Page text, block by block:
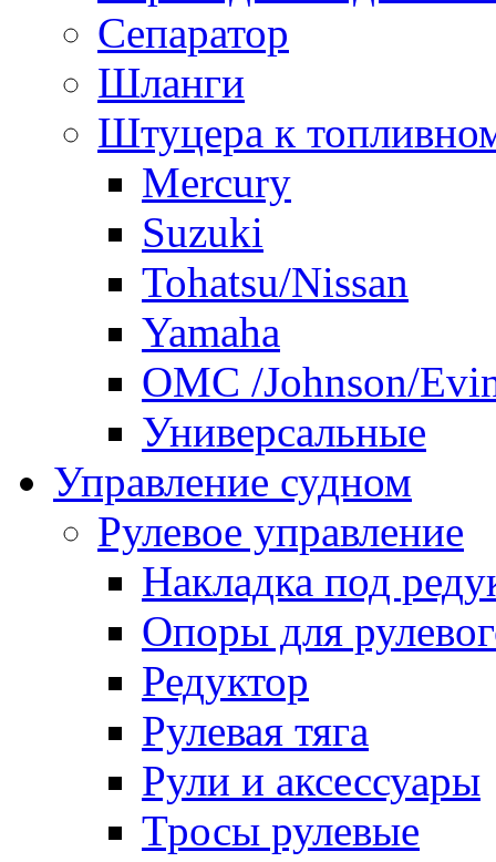
Сепаратор
Шланги
Штуцера к
Mercury
Suzuki
Tohatsu/Nissan
Yamaha
ОМС /Johnson/
Универсальные
Управление судном
Рулевое управление
Накладка под
Опоры для
Редуктор
Рулевая тяга
Рули и аксессуары
Тросы рулевые